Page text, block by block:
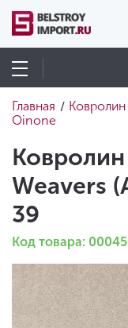
Главная / Ковролин
Oinone
Weavers
39
Код товара: